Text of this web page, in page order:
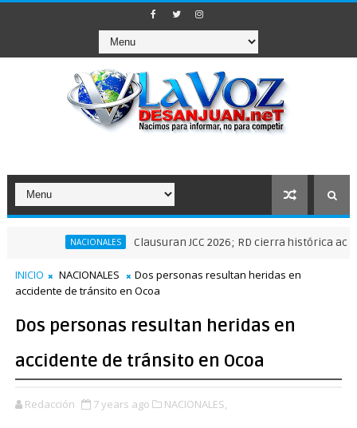
NACIONALES Clausuran JCC 2026; RD cierra histórica actuación
INICIO NACIONALES
Dos personas resultan heridas en
accidente de tránsito en Ocoa
Dos personas resultan heridas en
accidente de tránsito en Ocoa
Redacción 7 years ago NACIONALES,